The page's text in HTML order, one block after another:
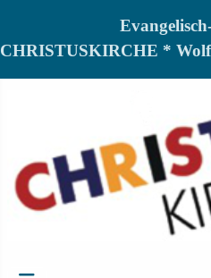
CHRISTUSKIRCHE *